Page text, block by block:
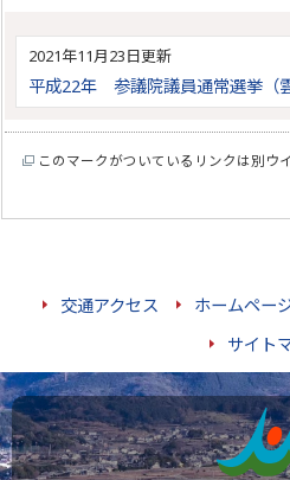
2021年11月23日更新
平成22年 参議院議員通常選挙（
このマークがついているリンクは別ウ
交通アクセス ホームペー
サイト